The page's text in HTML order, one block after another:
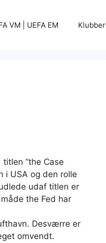
VM | UEFA EM Klubber
”the Case
i USA og den rolle
udaf titlen er
the Fed har
Desværre er
omvendt.